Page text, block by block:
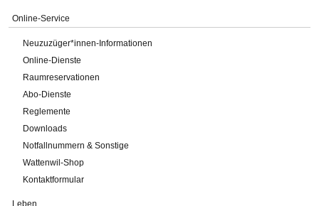
Online-Service
Neuzuzüger*innen-Informationen
Online-Dienste
Raumreservationen
Abo-Dienste
Reglemente
Downloads
Notfallnummern & Sonstige
Wattenwil-Shop
Kontaktformular
Leben